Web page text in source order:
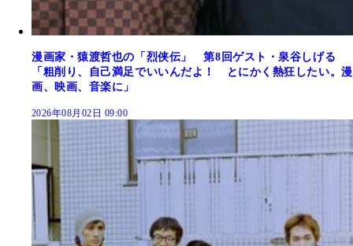
漫画家・猿渡哲也の「烈侠伝」 第8回ゲスト・泉谷しげる
「粗削り、自己満足でいいんだよ！ とにかく熱狂したい。漫
画、映画、音楽に」
2026年08月02日 09:00